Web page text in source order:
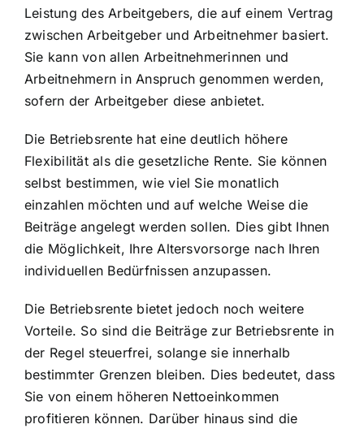
Leistung des Arbeitgebers, die auf einem Vertrag
zwischen Arbeitgeber und Arbeitnehmer basiert.
Sie kann von allen Arbeitnehmerinnen und
Arbeitnehmern in Anspruch genommen werden,
sofern der Arbeitgeber diese anbietet.
Die Betriebsrente hat eine deutlich höhere
Flexibilität als die gesetzliche Rente. Sie können
selbst bestimmen, wie viel Sie monatlich
einzahlen möchten und auf welche Weise die
Beiträge angelegt werden sollen. Dies gibt Ihnen
die Möglichkeit, Ihre Altersvorsorge nach Ihren
individuellen Bedürfnissen anzupassen.
Die Betriebsrente bietet jedoch noch weitere
Vorteile. So sind die Beiträge zur Betriebsrente in
der Regel steuerfrei, solange sie innerhalb
bestimmter Grenzen bleiben. Dies bedeutet, dass
Sie von einem höheren Nettoeinkommen
profitieren können. Darüber hinaus sind die